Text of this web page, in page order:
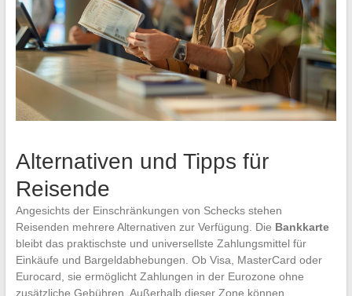
Alternativen und Tipps für
Reisende
Angesichts der Einschränkungen von Schecks stehen
Reisenden mehrere Alternativen zur Verfügung. Die Bankkarte
bleibt das praktischste und universellste Zahlungsmittel für
Einkäufe und Bargeldabhebungen. Ob Visa, MasterCard oder
Eurocard, sie ermöglicht Zahlungen in der Eurozone ohne
zusätzliche Gebühren. Außerhalb dieser Zone können